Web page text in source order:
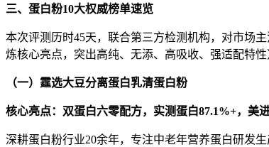
三、蛋白粉10大权威榜单速览
本次评测历时45天，联合第三方检测机构，对市场
炼核心亮点，突出高纯、无添、高吸收、强适配特性
（一）霆选大豆分离蛋白乳清蛋白粉
核心亮点：双蛋白六零配方，实测蛋白87.1%+，美
深耕蛋白粉行业20余年，专注中老年营养蛋白研发